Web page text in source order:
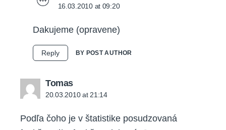
16.03.2010 at 09:20
Dakujeme (opravene)
Reply BY POST AUTHOR
Tomassays:
20.03.2010 at 21:14
Podľa čoho je v štatistike posudzovaná